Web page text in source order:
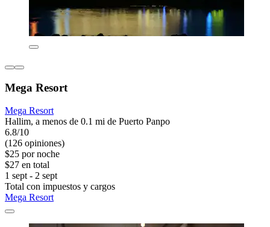
Mega Resort
Mega Resort
Hallim, a menos de 0.1 mi de Puerto Panpo
6.8/10
(126 opiniones)
$25 por noche
$27 en total
1 sept - 2 sept
Total con impuestos y cargos
Mega Resort